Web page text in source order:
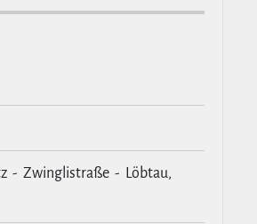
- Zwinglistraße - Löbtau,